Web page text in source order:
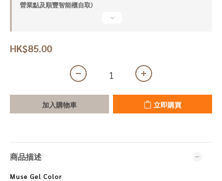
營業點及順豐智能櫃自取)
HK$85.00
加入購物車 立即購買
商品描述
Muse Gel Color